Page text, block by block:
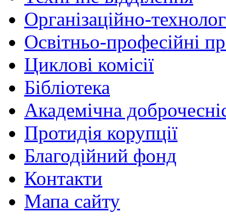
Організаційно-
Освітньо-професійні
Циклові комісії
Бібліотека
Академічна
Протидія корупції
Благодійний фонд
Контакти
Мапа сайту